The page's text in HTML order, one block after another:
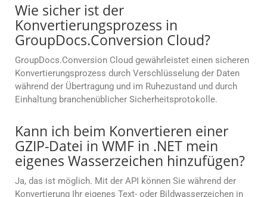
Wie sicher ist der
Konvertierungsprozess in
GroupDocs.Conversion Cloud?
GroupDocs.Conversion Cloud gewährleistet einen sicheren
Konvertierungsprozess durch Verschlüsselung der Daten
während der Übertragung und im Ruhezustand und durch
Einhaltung branchenüblicher Sicherheitsprotokolle.
Kann ich beim Konvertieren einer
GZIP-Datei in WMF in .NET mein
eigenes Wasserzeichen hinzufügen?
Ja, das ist möglich. Mit der API können Sie während der
Konvertierung Ihr eigenes Text- oder Bildwasserzeichen in